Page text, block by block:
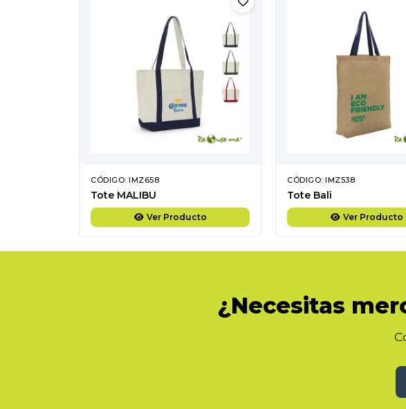
CÓDIGO: IMZ658
Tote MALIBU
Ver Producto
CÓDIGO: IMZ538
Tote Bali
Ver Producto
¿Necesitas